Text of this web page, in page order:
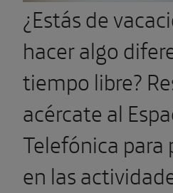
¿Estás de
hacer algo
tiempo libre?
acércate al
Telefónica
en las